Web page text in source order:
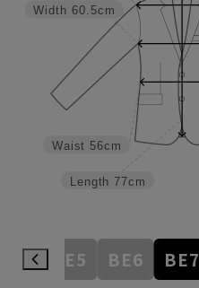
Length 77cm
Waist 56cm
Width 60.5cm
BE5 BE6 BE7